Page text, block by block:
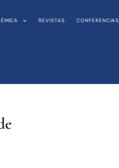
REVISTAS CONFERENCIAS